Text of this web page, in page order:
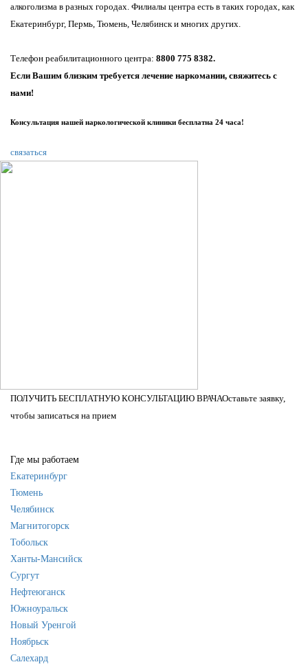
алкоголизма в разных городах. Филиалы центра есть в таких городах, как
Екатеринбург, Пермь, Тюмень, Челябинск и многих других.
Телефон реабилитационного центра: 8800 775 8382.
Если Вашим близким требуется лечение наркомании, свяжитесь с
нами!
Консультация нашей наркологической клиники бесплатна 24 часа!
связаться
ПОЛУЧИТЬ БЕСПЛАТНУЮ КОНСУЛЬТАЦИЮ ВРАЧАОставьте заявку,
чтобы записаться на прием
Где мы работаем
Екатеринбург
Тюмень
Челябинск
Магнитогорск
Тобольск
Ханты-Мансийск
Сургут
Нефтеюганск
Южноуральск
Новый Уренгой
Ноябрьск
Салехард